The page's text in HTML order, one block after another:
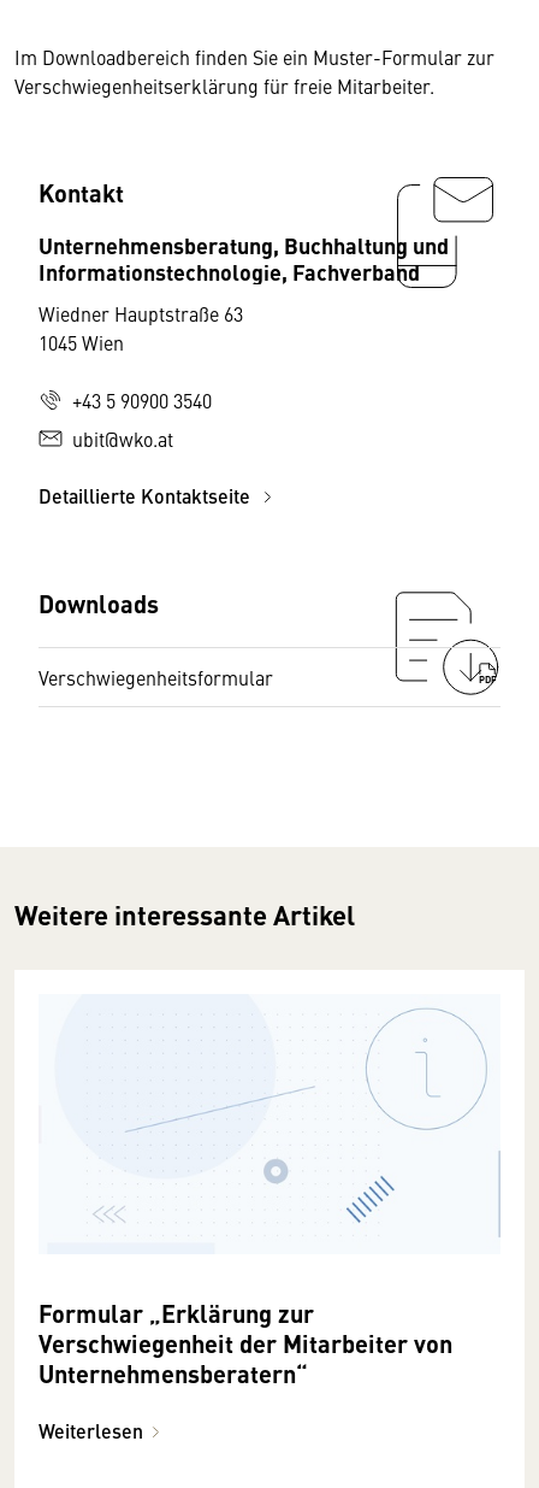
Im Downloadbereich finden Sie ein Muster-Formular zur
Verschwiegenheitserklärung für freie Mitarbeiter.
Kontakt
Unternehmensberatung, Buchhaltung und
Informationstechnologie, Fachverband
Wiedner Hauptstraße 63
1045 Wien
+43 5 90900 3540
ubit@wko.at
Detaillierte Kontaktseite
Downloads
Verschwiegenheitsformular PDF
Weitere interessante Artikel
Formular „Erklärung zur
Verschwiegenheit der Mitarbeiter von
Unternehmensberatern“
Weiterlesen